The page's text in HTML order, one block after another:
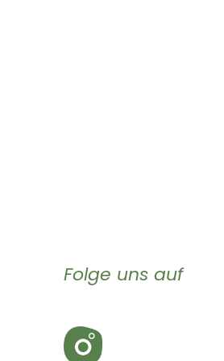
Folge uns auf